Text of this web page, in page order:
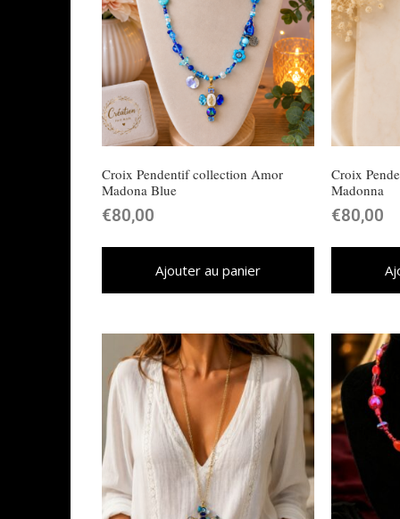
Croix Pendentif collection Amor
Madona Blue
€80,00
Ajouter au panier
Croix
Madonna
€80,00